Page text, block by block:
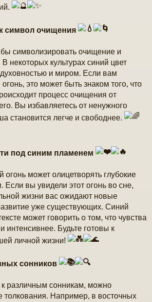
символ очищения
символизировать очищение и
некоторых культурах синий цвет
духовностью и миром. Если вам
это может быть знаком того, что
процесс очищения от
Вы избавляетесь от ненужного
становится легче и свободнее.
под синим пламенем
огонь может олицетворять глубокие
Если вы увидели этот огонь во сне,
жизни вас ожидают новые
уже существующих. Синий
может говорить о том, что чувства
интенсивнее. Будьте готовы к
личной жизни!
сонников
к различным сонникам, можно
толкования. Например, в восточных